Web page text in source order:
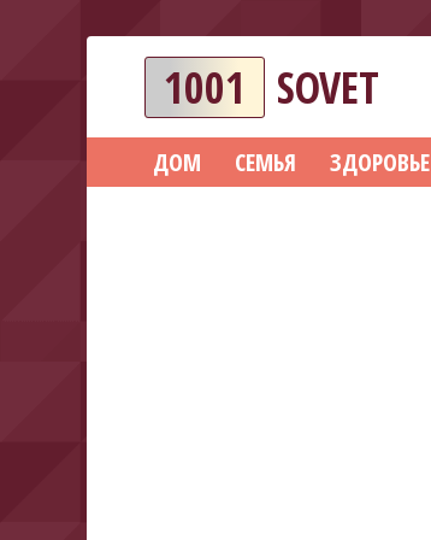
1001 SOVET
ДОМ СЕМЬЯ ЗДОРОВЬЕ